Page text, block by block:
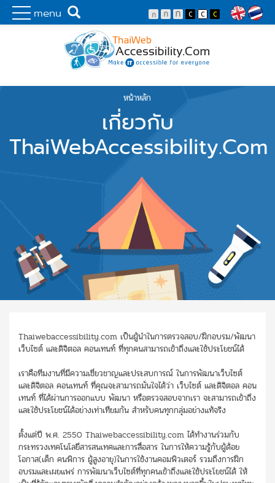
menu
Skip to main content
พัฒนาเว็บไซต์ที่ทุกคนเข้าถึงได้ที่แรก
Search
หน้าหลัก
เกี่ยวกับ
ThaiWebAccessibility.Com
Thaiwebaccessibility.com เป็นผู้นำในการตรวจสอบ/ฝึกอบรม/พัฒนา
เว็บไซต์ และดิจิตอล คอนเทนท์ ที่ทุกคนสามารถเข้าถึงและใช้ประโยชน์ได้
เราคือทีมงานที่มีความเชี่ยวชาญและประสบการณ์ ในการพัฒนาเว็บไซต์
และดิจิตอล คอนเทนท์ ที่คุณจะสามารถมั่นใจได้ว่า เว็บไซต์ และดิจิตอล คอน
เทนท์ ที่ได้ผ่านการออกแบบ พัฒนา หรือตรวจสอบจากเรา จะสามารถเข้าถึง
และใช้ประโยชน์ได้อย่างเท่าเทียมกัน สำหรับคนทุกกลุ่มอย่างแท้จริง
ตั้งแต่ปี พ.ศ. 2550 Thaiwebaccessibility.com ได้ทำงานร่วมกับ
กระทรวงเทคโนโลยีสารสนเทศและการสื่อสาร ในการให้ความรู้กับผู้ด้อย
โอกาส(เด็ก คนพิการ ผู้สูงอายุ)ในการใช้งานคอมพิวเตอร์ รวมถึงการฝึก
อบรมและเผยแพร่ การพัฒนาเว็บไซต์ที่ทุกคนเข้าถึงและใช้ประโยชน์ได้ ให้